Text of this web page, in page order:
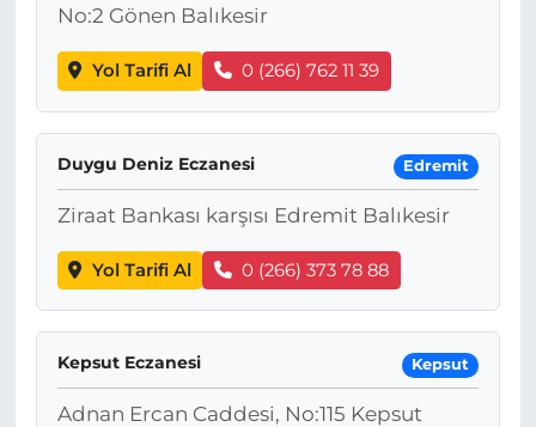
No:2 Gönen Balıkesir
Yol Tarifi Al 0 (266) 762 11 39
Duygu Deniz Eczanesi Edremit
Ziraat Bankası karşısı Edremit Balıkesir
Yol Tarifi Al 0 (266) 373 78 88
Kepsut Eczanesi Kepsut
Adnan Ercan Caddesi, No:115 Kepsut